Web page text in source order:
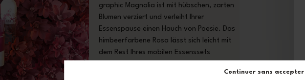
Continuer sans accepter
graphic Magnolia ist mit hübschen, zarten
Blumen verziert und verleiht Ihrer
Essenspause einen Hauch von Poesie. Das
himbeerfarbene Rosa lässt sich leicht mit
dem Rest Ihres mobilen Essenssets
Box Besteck oder MB Fresh Kühltasche!